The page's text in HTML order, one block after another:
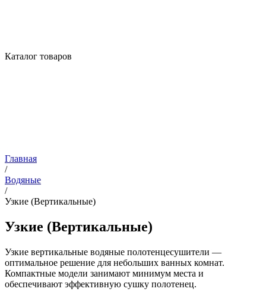
Каталог товаров
Главная
/
Водяные
/
Узкие (Вертикальные)
Узкие (Вертикальные)
Узкие вертикальные водяные полотенцесушители —
оптимальное решение для небольших ванных комнат.
Компактные модели занимают минимум места и
обеспечивают эффективную сушку полотенец.